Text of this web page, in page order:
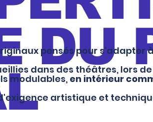
DU
pensés pour s’adapter
dans des théâtres, lors
modulables,en intérieur
artistique et